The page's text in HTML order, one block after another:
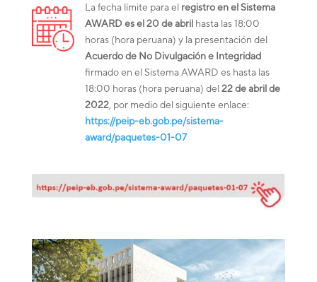
La fecha límite para el registro en el Sistema
AWARD es el 20 de abrilhasta las 18:00
horas (hora peruana) y la presentación del
Acuerdo de No Divulgación e Integridad
firmado en el Sistema AWARD es hasta las
18:00 horas (hora peruana) del22 de abril de
2022, por medio del siguiente enlace:
https://peip-eb.gob.pe/sistema-
award/paquetes-01-07